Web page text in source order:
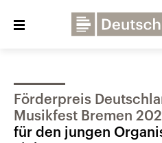
Close
Über uns Programme
Dialog und Kontakt
Förderpreis
Musikfest Bremen
für den jungen